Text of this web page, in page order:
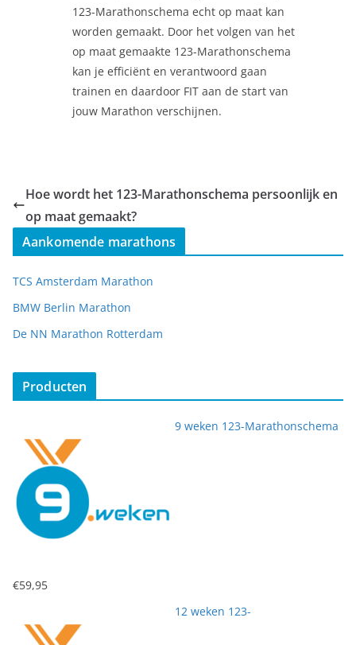
123-Marathonschema echt op maat kan
worden gemaakt. Door het volgen van het
op maat gemaakte 123-Marathonschema
kan je efficiënt en verantwoord gaan
trainen en daardoor FIT aan de start van
jouw Marathon verschijnen.
Hoe wordt het 123-Marathonschema persoonlijk en
op maat gemaakt?
Aankomende marathons
TCS Amsterdam Marathon
BMW Berlin Marathon
De NN Marathon Rotterdam
Producten
9 weken 123-Marathonschema
€59,95
12 weken 123-